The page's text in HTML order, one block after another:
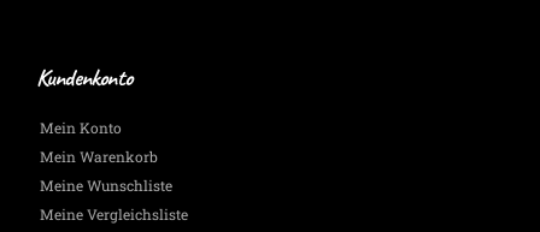
Laufenden.
Kundenkonto
Mein Konto
Mein Warenkorb
Meine Wunschliste
Meine Vergleichsliste